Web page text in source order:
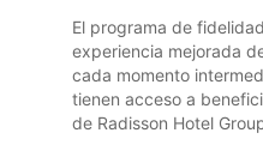
El programa de
experiencia mejorada
cada momento
tienen acceso a
de Radisson Hotel